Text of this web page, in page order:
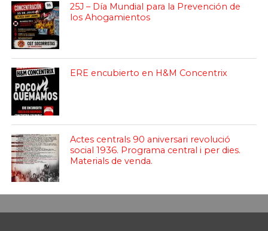
25J – Día Mundial para la Prevención de
los Ahogamientos
ERE encubierto en H&M Concentrix
Actes centrals 90 aniversari revolució
social 1936. Programa central i per dies.
Materials de venda.